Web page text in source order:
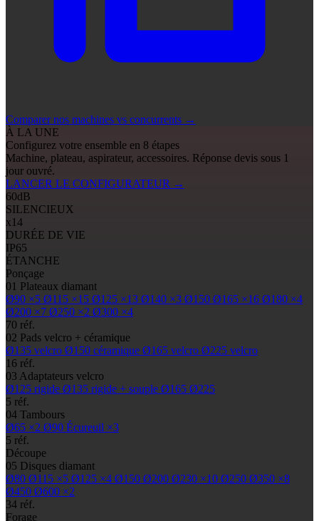
Comparer nos machines vs concurrents →
À LA UNE
Configurez votre ensemble en 8 étapes
Machine, plateau, aspirateur, accessoires. Réponse devis sous 1
jour ouvré.
LANCER LE CONFIGURATEUR →
60dB
SILENCIEUX
x14
DURÉE DE VIE
IP65
ÉTANCHE
Ponçage
01 Plateaux diamant
Ø90 ×5 Ø115 ×15 Ø125 ×13 Ø140 ×3 Ø150 Ø165 ×16 Ø180 ×4
Ø200 ×7 Ø250 ×2 Ø300 ×4
70 réf.
02 Pads velcro + céramique
Ø135 velcro Ø150 céramique Ø165 velcro Ø225 velcro
16 réf.
03 Adaptateurs velcro
Ø125 rigide Ø135 rigide + souple Ø165 Ø225
5 réf.
04 Tambours
Ø65 ×2 Ø90 Écureuil ×3
5 réf.
Découpe
05 Disques diamant
Ø80 Ø115 ×5 Ø125 ×4 Ø150 Ø200 Ø230 ×10 Ø250 Ø350 ×8
Ø450 Ø600 ×2
34 réf.
Forage